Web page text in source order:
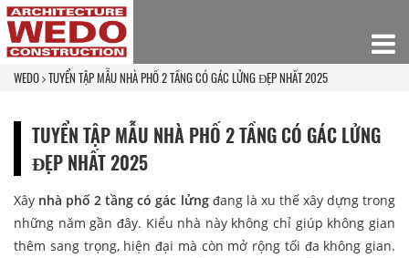
WEDO TUYỂN TẬP MẪU NHÀ PHỐ 2 TẦNG CÓ GÁC LỬNG ĐẸP NHẤT 2025
TUYỂN TẬP MẪU NHÀ PHỐ 2 TẦNG CÓ GÁC LỬNG
ĐẸP NHẤT 2025
Xây nhà phố 2 tầng có gác lửng đang là xu thế xây dựng trong
những năm gần đây. Kiểu nhà này không chỉ giúp không gian
thêm sang trọng, hiện đại mà còn mở rộng tối đa không gian.